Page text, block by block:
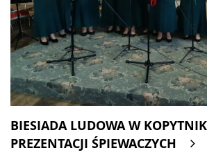
BIESIADA LUDOWA W
PREZENTACJI ŚPIEWACZYCH